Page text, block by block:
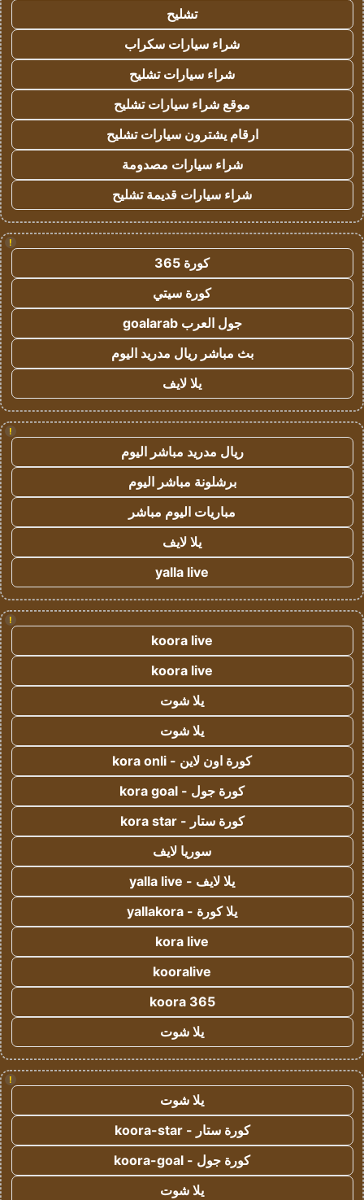
تشليح
شراء سيارات سكراب
شراء سيارات تشليح
موقع شراء سيارات تشليح
ارقام يشترون سيارات تشليح
شراء سيارات مصدومة
شراء سيارات قديمة تشليح
!
كورة 365
كورة سيتي
جول العرب goalarab
بث مباشر ريال مدريد اليوم
يلا لايف
!
ريال مدريد مباشر اليوم
برشلونة مباشر اليوم
مباريات اليوم مباشر
يلا لايف
yalla live
!
koora live
koora live
يلا شوت
يلا شوت
كورة اون لاين - kora onli
كورة جول - kora goal
كورة ستار - kora star
سوريا لايف
يلا لايف - yalla live
يلا كورة - yallakora
kora live
kooralive
koora 365
يلا شوت
!
يلا شوت
كورة ستار - koora-star
كورة جول - koora-goal
يلا شوت